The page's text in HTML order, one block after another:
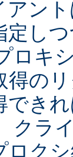
アン
定し
ロキ
得の
でき
クラ
ロク